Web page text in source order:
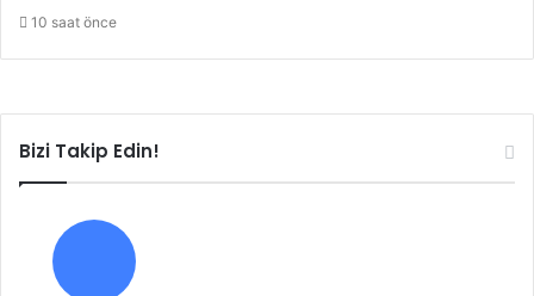
10 saat önce
Bizi Takip Edin!